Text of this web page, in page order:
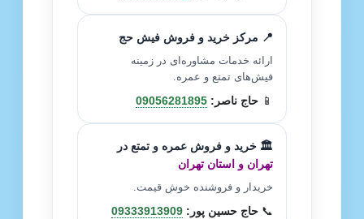
📍 مرکز خرید و فروش فیش حج
ارائه خدمات مشاوره‌ای در زمینه
فیش‌های تمتع و عمره.
📱 حاج ناصر: 09056281895
🏛️ خرید و فروش عمره و تمتع در
تهران و استان تهران
خریدار و فروشنده خوش قیمت.
📞 حاج حسین پور: 09333913909